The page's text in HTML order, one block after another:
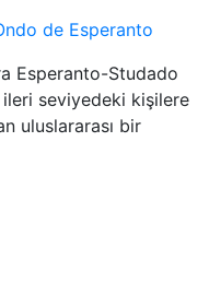
de Esperanto
Esperanto-Studado
seviyedeki kişilere
uluslararası bir